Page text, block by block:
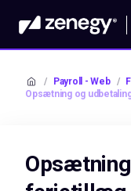
/ Payroll - Web /
Opsætning og